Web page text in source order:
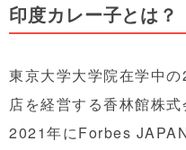
印度カレー子とは？
東京大学大学院在学中
店を経営する香林館株式
2021年にForbes